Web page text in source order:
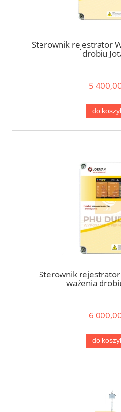
Sterownik rejestrator
drobiu
5
do
Sterownik rejestrator
ważenia
6
do